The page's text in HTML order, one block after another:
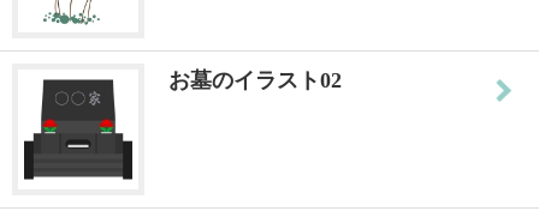
お墓のイラスト02